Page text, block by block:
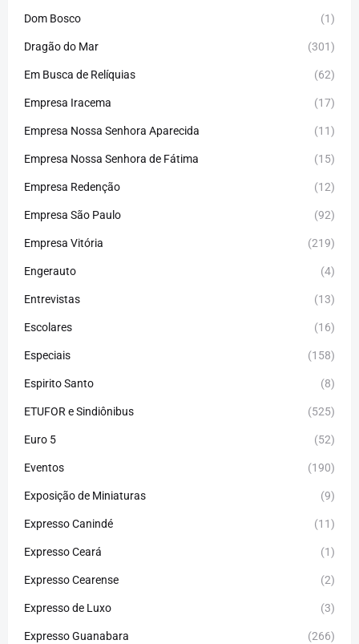
Dom Bosco (1)
Dragão do Mar (301)
Em Busca de Relíquias (62)
Empresa Iracema (17)
Empresa Nossa Senhora Aparecida (11)
Empresa Nossa Senhora de Fátima (15)
Empresa Redenção (12)
Empresa São Paulo (92)
Empresa Vitória (219)
Engerauto (4)
Entrevistas (13)
Escolares (16)
Especiais (158)
Espirito Santo (8)
ETUFOR e Sindiônibus (525)
Euro 5 (52)
Eventos (190)
Exposição de Miniaturas (9)
Expresso Canindé (11)
Expresso Ceará (1)
Expresso Cearense (2)
Expresso de Luxo (3)
Expresso Guanabara (266)